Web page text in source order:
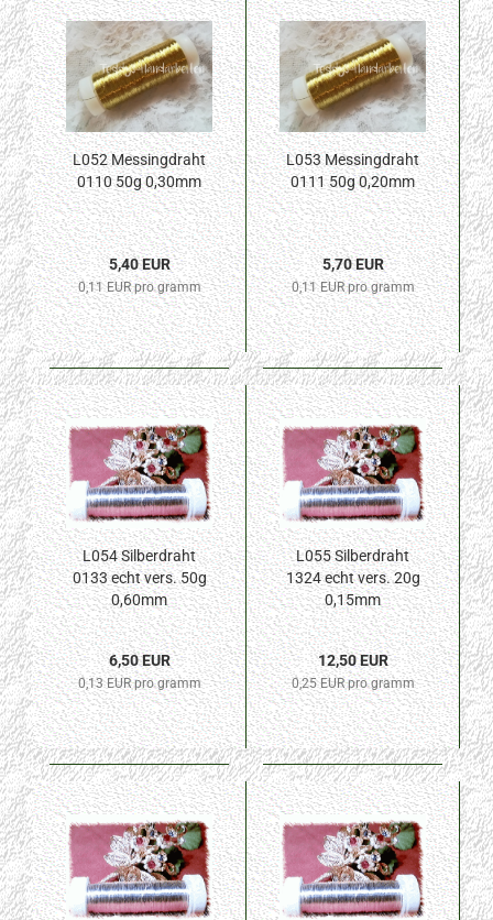
L052 Messingdraht
0110 50g 0,30mm
5,40 EUR
0,11 EUR pro gramm
L053 Messingdraht
0111 50g 0,20mm
5,70 EUR
0,11 EUR pro gramm
L054 Silberdraht
0133 echt vers. 50g
0,60mm
6,50 EUR
0,13 EUR pro gramm
L055 Silberdraht
1324 echt vers. 20g
0,15mm
12,50 EUR
0,25 EUR pro gramm